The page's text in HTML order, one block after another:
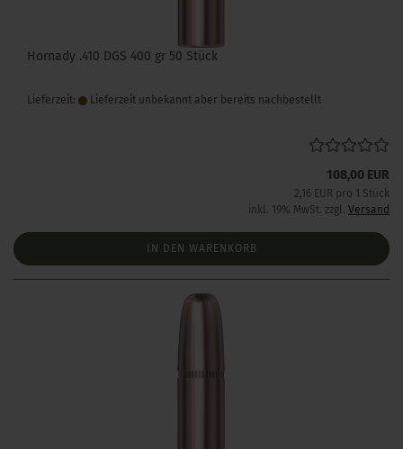
Hornady .410 DGS 400 gr 50 Stück
Lieferzeit: Lieferzeit unbekannt aber bereits nachbestellt
108,00 EUR
2,16 EUR pro 1 Stück
inkl. 19% MwSt. zzgl. Versand
IN DEN WARENKORB